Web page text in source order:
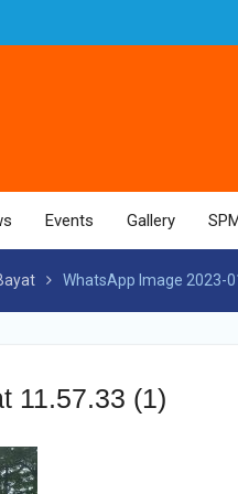
Events Gallery
WhatsApp Image 2023-
11.57.33 (1)